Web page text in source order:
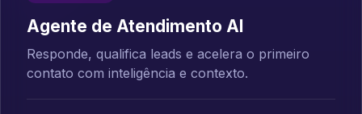
Agente de Atendimento AI
Responde, qualifica leads e acelera o primeiro
contato com inteligência e contexto.